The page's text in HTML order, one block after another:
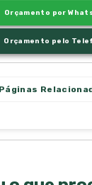
Orçamento por
Orçamento pelo
Páginas